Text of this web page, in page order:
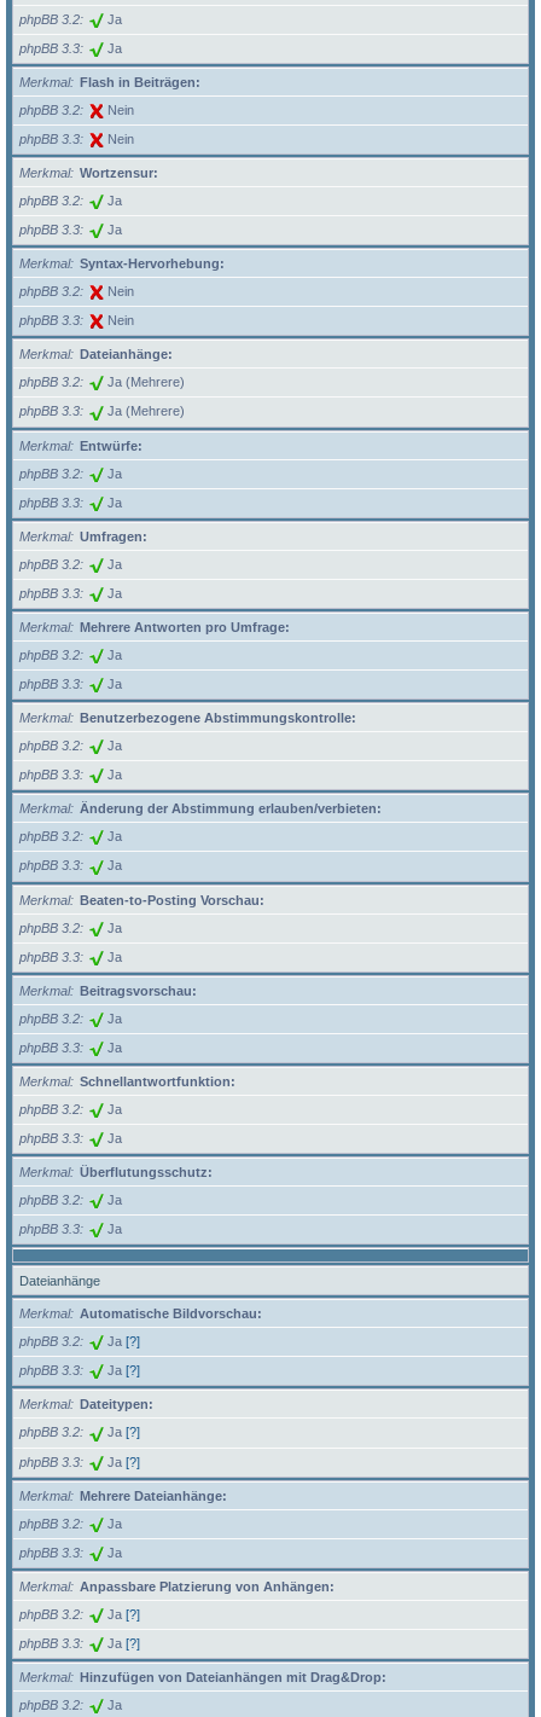
phpBB 3.2
Ja
phpBB 3.3 Ja
Merkmal
Flash in Beiträgen:
phpBB 3.2
Nein
phpBB 3.3 Nein
Merkmal
Wortzensur:
phpBB 3.2
Ja
phpBB 3.3 Ja
Merkmal
Syntax-Hervorhebung:
phpBB 3.2
Nein
phpBB 3.3 Nein
Merkmal
Dateianhänge:
phpBB 3.2
Ja (Mehrere)
phpBB 3.3 Ja (Mehrere)
Merkmal
Entwürfe:
phpBB 3.2
Ja
phpBB 3.3 Ja
Merkmal
Umfragen:
phpBB 3.2
Ja
phpBB 3.3 Ja
Merkmal
Mehrere Antworten pro Umfrage:
phpBB 3.2
Ja
phpBB 3.3 Ja
Merkmal
Benutzerbezogene Abstimmungskontrolle:
phpBB 3.2
Ja
phpBB 3.3 Ja
Merkmal
Änderung der Abstimmung erlauben/verbieten:
phpBB 3.2
Ja
phpBB 3.3 Ja
Merkmal
Beaten-to-Posting Vorschau:
phpBB 3.2
Ja
phpBB 3.3 Ja
Merkmal
Beitragsvorschau:
phpBB 3.2
Ja
phpBB 3.3 Ja
Merkmal
Schnellantwortfunktion:
phpBB 3.2
Ja
phpBB 3.3 Ja
Merkmal
Überflutungsschutz:
phpBB 3.2
Ja
phpBB 3.3 Ja
Dateianhänge
Merkmal
Automatische Bildvorschau:
phpBB 3.2
Ja [?]
phpBB 3.3 Ja [?]
Merkmal
Dateitypen:
phpBB 3.2
Ja [?]
phpBB 3.3 Ja [?]
Merkmal
Mehrere Dateianhänge:
phpBB 3.2
Ja
phpBB 3.3 Ja
Merkmal
Anpassbare Platzierung von Anhängen:
phpBB 3.2
Ja [?]
phpBB 3.3 Ja [?]
Merkmal
Hinzufügen von Dateianhängen mit Drag&Drop:
phpBB 3.2
Ja